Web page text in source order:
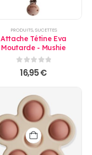
PRODUITS,SUCETTES
Attache Tétine Eva
Moutarde - Mushie
0sur 5
16,95€